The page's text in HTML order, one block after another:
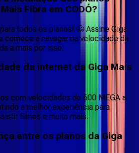
Fibra em CODÓ?
todos os planos! 🤩 Assine Giga
comece a navegar na velocidade da
a mais por isso.
da internet da Giga Mais
com velocidades de 600 MEGA a
a melhor experiência para
filmes e muito mais.
entre os planos da Giga